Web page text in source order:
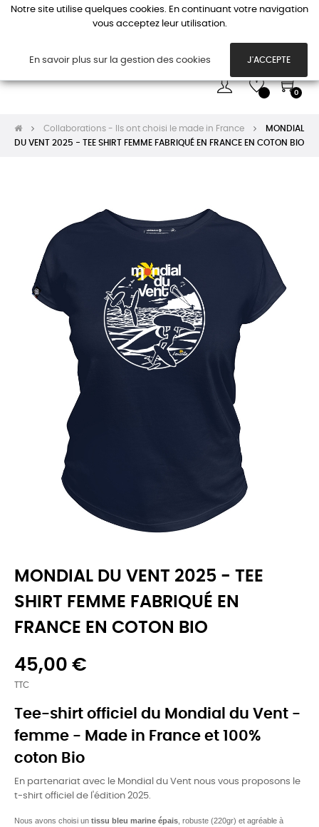
la
0
Collaborations - Ils ont choisi le made in France
MONDIAL
DU VENT 2025 - TEE SHIRT FEMME FABRIQUÉ EN FRANCE EN COTON BIO
MONDIAL DU VENT 2025 - TEE
SHIRT FEMME FABRIQUÉ EN
FRANCE EN COTON BIO
45,00 €
TTC
Tee-shirt officiel du Mondial du Vent -
femme - Made in France et 100%
coton Bio
En partenariat avec le Mondial du Vent nous vous proposons le
t-shirt officiel de l'édition 2025.
Nous avons choisi un tissu bleu marine épais , robuste (220gr) et agréable à
Notre site utilise quelques cookies. En continuant votre navigation
vous acceptez leur utilisation.
En savoir plus sur la gestion des cookies J'ACCEPTE